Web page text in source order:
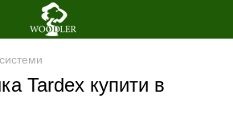
Tardex купити в